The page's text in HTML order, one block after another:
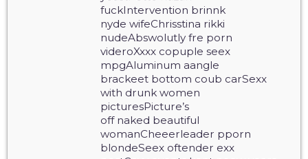
fuckIntervention brinnk
nyde wifeChrisstina rikki
nudeAbswolutly fre porn
videroXxxx copuple seex
mpgAluminum aangle
brackeet bottom coub carSexx
with drunk women
picturesPicture’s
off naked beautiful
womanCheeerleader pporn
blondeSeex oftender exx